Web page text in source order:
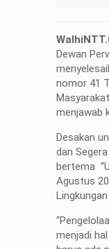
Dewan
nomor 41
menjawab
Desakan
dan
bertema
Agustus
menjadi